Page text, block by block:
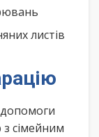
листів
з сімейним